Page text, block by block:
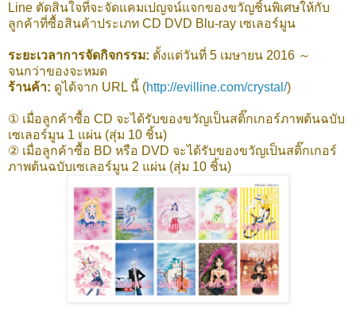
Line ตัดสินใจที่จะจัดแคมเปญจน์แจกของขวัญชิ้นพิเศษให้กับ
ลูกค้าที่ซื้อสินค้าประเภท CD DVD Blu-ray เซเลอร์มูน
ระยะเวลาการจัดกิจกรรม: ตั้งแต่วันที่ 5 เมษายน 2016 ～
จนกว่าของจะหมด
ร้านค้า: ดูได้จาก URL นี้ (http://evilline.com/crystal/)
① เมื่อลูกค้าซื้อ CD จะได้รับของขวัญเป็นสติ๊กเกอร์ภาพต้นฉบับ
เซเลอร์มูน 1 แผ่น (สุ่ม 10 ชิ้น)
② เมื่อลูกค้าซื้อ BD หรือ DVD จะได้รับของขวัญเป็นสติ๊กเกอร์
ภาพต้นฉบับเซเลอร์มูน 2 แผ่น (สุ่ม 10 ชิ้น)